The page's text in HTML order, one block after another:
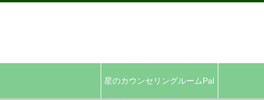
星のカウンセリングルームPal